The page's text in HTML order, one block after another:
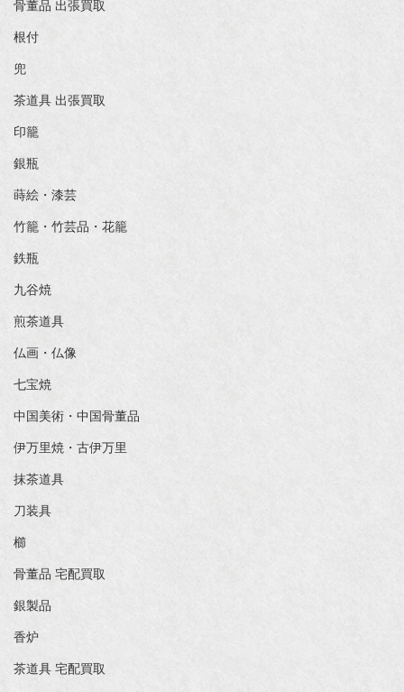
骨董品 出張買取
根付
兜
茶道具 出張買取
印籠
銀瓶
蒔絵・漆芸
竹籠・竹芸品・花籠
鉄瓶
九谷焼
煎茶道具
仏画・仏像
七宝焼
中国美術・中国骨董品
伊万里焼・古伊万里
抹茶道具
刀装具
櫛
骨董品 宅配買取
銀製品
香炉
茶道具 宅配買取